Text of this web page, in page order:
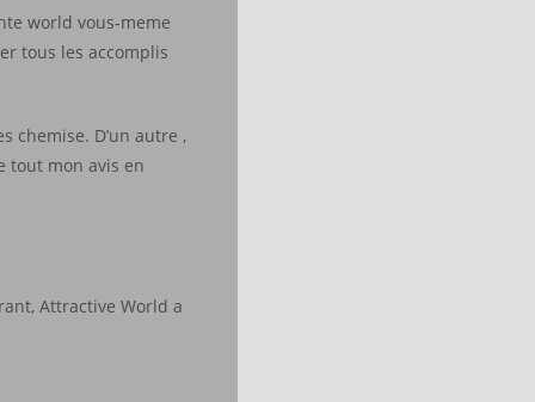
world vous-meme
tous les accomplis
chemise. D’un autre ,
tout mon avis en
Attractive World a